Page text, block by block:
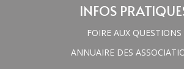
INFOS
FOIRE AUX QUESTIONS
ANNUAIRE DES